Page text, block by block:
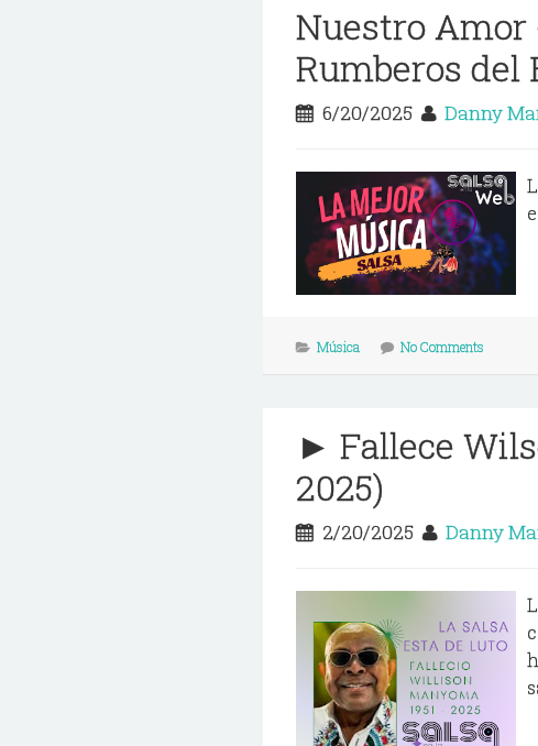
Nuestro Amor
Rumberos del
6/20/2025 Danny
Música No Comments
► Fallece
2025)
2/20/2025 Danny